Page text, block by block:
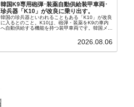
韓国K9専用砲弾･装薬自動供給装甲車両･
珍兵器「K10」が改良に乗り出す。
韓国の珍兵器といわれることもある「K10」が改良
に入るとのこと。K10は、砲弾・装薬をK9の車内
へ自動供給する機能を持つ装甲車両です。韓国メデ
から以下に一部を引きます。2005年に初めて...
2026.08.06